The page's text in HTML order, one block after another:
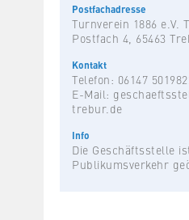
Postfachadresse
Turnverein 1886 e.V.
Postfach 4, 65463
Kontakt
Telefon: 06147
E-Mail:
trebur.de
Info
Die Geschäftsstelle
Publikumsverkehr